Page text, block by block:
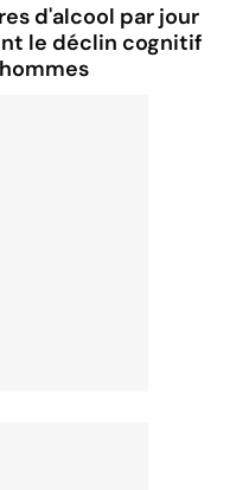
d'alcool par jour
le déclin cognitif